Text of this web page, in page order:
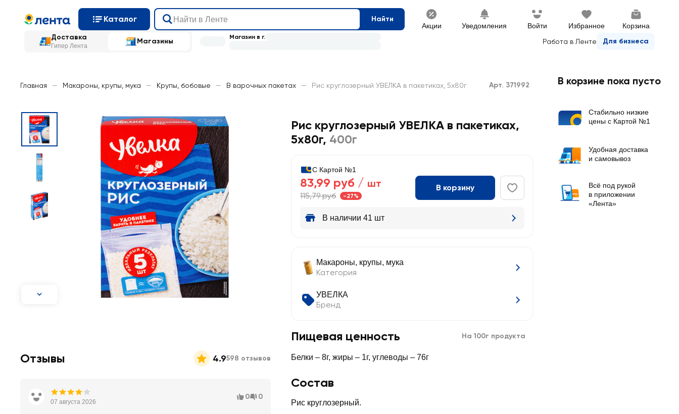
Каталог Найти
Акции Уведомления Войти Избранное Корзина
Доставка
Гипер Лента
Магазины Работа в Ленте Для бизнеса
Магазин в г.
Главная — Макароны, крупы, мука — Крупы, бобовые — В варочных пакетах — Рис круглозерный УВЕЛКА в пакетиках, 5х80г Арт. 371992
Рис круглозерный УВЕЛКА в пакетиках,
5х80г, 400г
С Картой №1
83,99 руб / шт
115,79 руб -27%
В корзину
В наличии 41 шт
Макароны, крупы, мука
Категория
УВЕЛКА
Бренд
Пищевая ценность На 100г продукта
Белки – 8г, жиры – 1г, углеводы – 76г
Состав
Рис круглозерный.
Отзывы 4.9598 отзывов
07 августа 2026
0 0
В корзине пока пусто
Стабильно низкие
цены с Картой №1
Удобная доставка
и самовывоз
Всё под рукой
в приложении
«Лента»